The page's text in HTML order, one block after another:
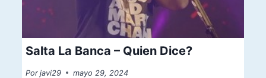
Salta La Banca – Quien Dice?
Por javi29 mayo 29, 2024